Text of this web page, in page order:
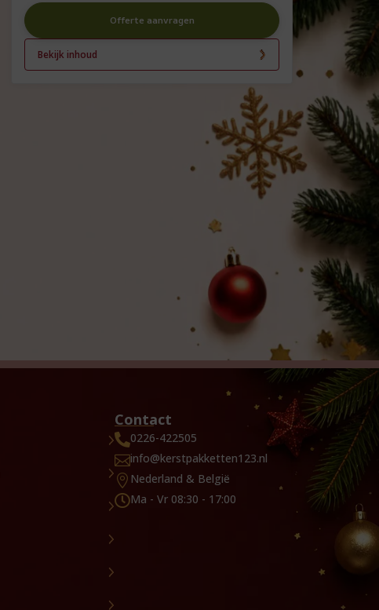
Offerte aanvragen
Bekijk inhoud
Contact
0226-422505
info@kerstpakketten123.nl
 Nederland & België
Ma - Vr 08:30 - 17:00